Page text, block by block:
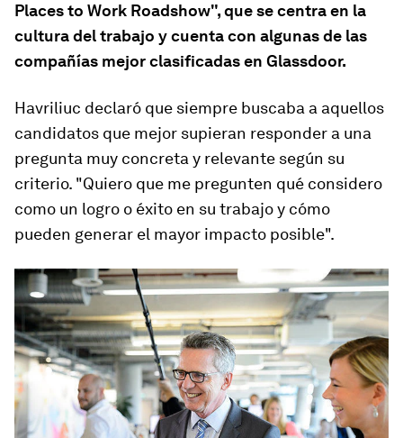
Places to Work Roadshow", que se centra en la
cultura del trabajo y cuenta con algunas de las
compañías mejor clasificadas en Glassdoor.
Havriliuc declaró que siempre buscaba a aquellos
candidatos que mejor supieran responder a una
pregunta muy concreta y relevante según su
criterio. "Quiero que me pregunten qué considero
como un logro o éxito en su trabajo y cómo
pueden generar el mayor impacto posible".